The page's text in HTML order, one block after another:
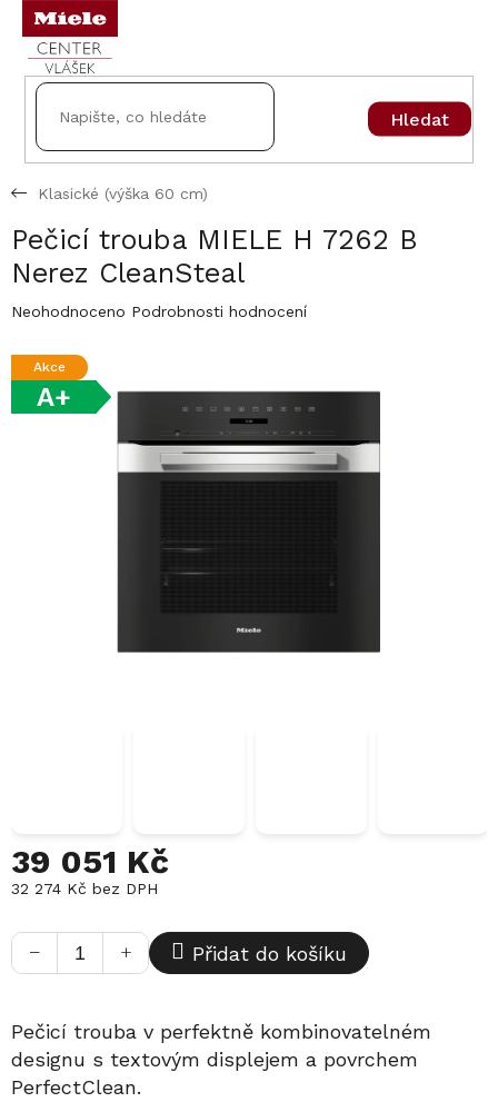
Přejít
obsah
Hledat
Klasické (výška 60 cm)
Pečicí trouba MIELE H 7262 B
Nerez CleanSteal
Průměrné
produktu
z
Neohodnoceno Podrobnosti hodnocení
Akce
A+
39 051 Kč
32 274 Kč bez DPH
cena:
+
− Přidat do košíku
Pečicí trouba v perfektně kombinovatelném
designu s textovým displejem a povrchem
PerfectClean.